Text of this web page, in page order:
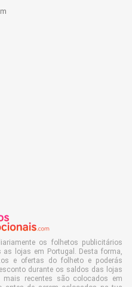
os folhetos publicitários
lojas em Portugal. Desta forma,
e ofertas do folheto e poderás
durante os saldos das lojas
recentes são colocados em